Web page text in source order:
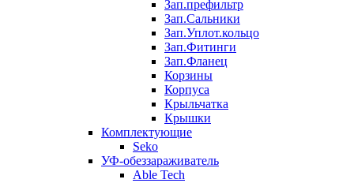
Зап.префильтр
Зап.Сальники
Зап.Уплот.кольцо
Зап.Фитинги
Зап.Фланец
Корзины
Корпуcа
Крыльчатка
Крышки
Комплектующие
Seko
УФ-обеззараживатель
Able Tech